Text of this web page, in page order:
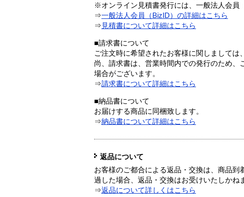
※オンライン見積書発行には、一般法人会員
⇒一般法人会員（BizID）の詳細はこちら
⇒ 見積書について詳細はこちら
■請求書について
ご注文時に希望されたお客様に関しましては
尚、請求書は、営業時間内での発行のため
場合がございます。
⇒請求書について詳細はこちら
■納品書について
お届けする商品に同梱致します。
⇒納品書について詳細はこちら
返品について
お客様のご都合による返品・交換は、商品
過した場合、返品・交換はお受けいたしかね
⇒返品について詳しくはこちら